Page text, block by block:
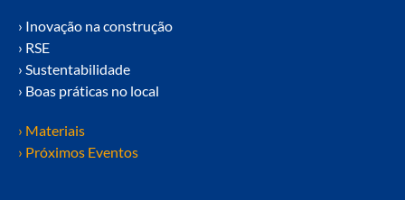
› Inovação na construção
› RSE
› Sustentabilidade
› Boas práticas no local
› Materiais
› Próximos Eventos